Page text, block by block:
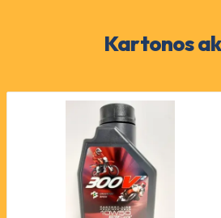
Kartonos